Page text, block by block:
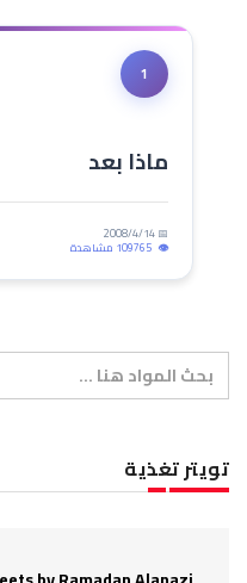
1
ماذا بعد
📅 2008/4/14
109765 مشاهدة
تويتر تغذية